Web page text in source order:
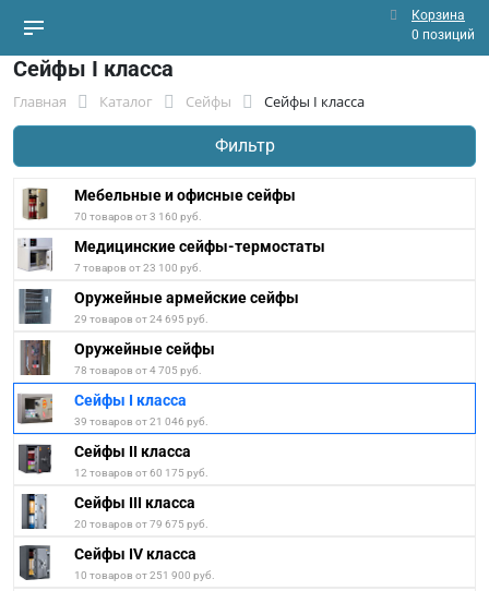
Корзина
0 позиций
Сейфы I класса
Главная Каталог Сейфы Сейфы I класса
Фильтр
Мебельные и офисные сейфы
70 товаров от 3 160 руб.
Медицинские сейфы-термостаты
7 товаров от 23 100 руб.
Оружейные армейские сейфы
29 товаров от 24 695 руб.
Оружейные сейфы
78 товаров от 4 705 руб.
Сейфы I класса
39 товаров от 21 046 руб.
Сейфы II класса
12 товаров от 60 175 руб.
Сейфы III класса
20 товаров от 79 675 руб.
Сейфы IV класса
10 товаров от 251 900 руб.